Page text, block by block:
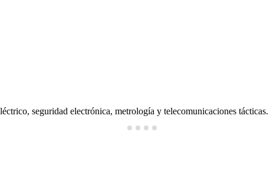
seguridad electrónica, metrología y telecomunicaciones tácticas.